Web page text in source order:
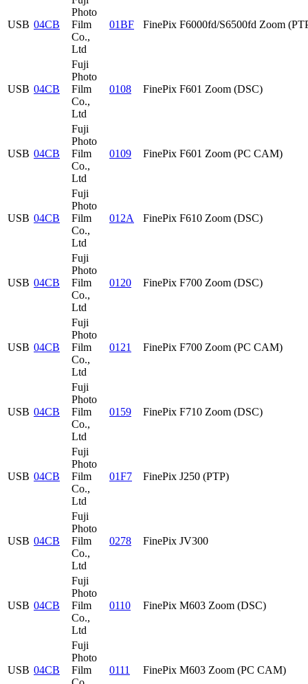
USB 04CB
Photo
Film
Co.,
Ltd
01BF FinePix F6000fd/S6500fd Zoom
USB 04CB
Fuji
Photo
Film
Co.,
Ltd
0108 FinePix F601 Zoom (DSC)
USB 04CB
Fuji
Photo
Film
Co.,
Ltd
0109 FinePix F601 Zoom (PC CAM)
USB 04CB
Fuji
Photo
Film
Co.,
Ltd
012A FinePix F610 Zoom (DSC)
USB 04CB
Fuji
Photo
Film
Co.,
Ltd
0120 FinePix F700 Zoom (DSC)
USB 04CB
Fuji
Photo
Film
Co.,
Ltd
0121 FinePix F700 Zoom (PC CAM)
USB 04CB
Fuji
Photo
Film
Co.,
Ltd
0159 FinePix F710 Zoom (DSC)
USB 04CB
Fuji
Photo
Film
Co.,
Ltd
01F7 FinePix J250 (PTP)
USB 04CB
Fuji
Photo
Film
Co.,
Ltd
0278 FinePix JV300
USB 04CB
Fuji
Photo
Film
Co.,
Ltd
0110 FinePix M603 Zoom (DSC)
USB 04CB
Fuji
Photo
Film
0111 FinePix M603 Zoom (PC CAM)